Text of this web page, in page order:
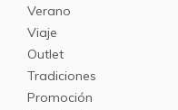
Verano
Viaje
Outlet
Tradiciones
Promoción